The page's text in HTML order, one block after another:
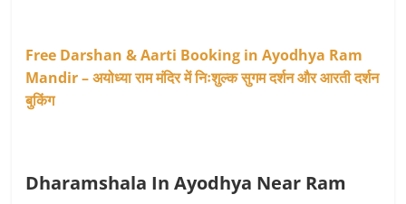
Free Darshan & Aarti Booking in Ayodhya Ram
Mandir – अयोध्या राम मंदिर में निःशुल्क सुगम दर्शन और आरती दर्शन
बुकिंग
Dharamshala In Ayodhya Near Ram